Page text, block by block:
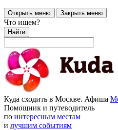
Открыть меню Закрыть меню
Что ищем?
Найти
Куда сходить в Москве. Афиша
Помощник и путеводитель
по интересным местам
и лучшим событиям